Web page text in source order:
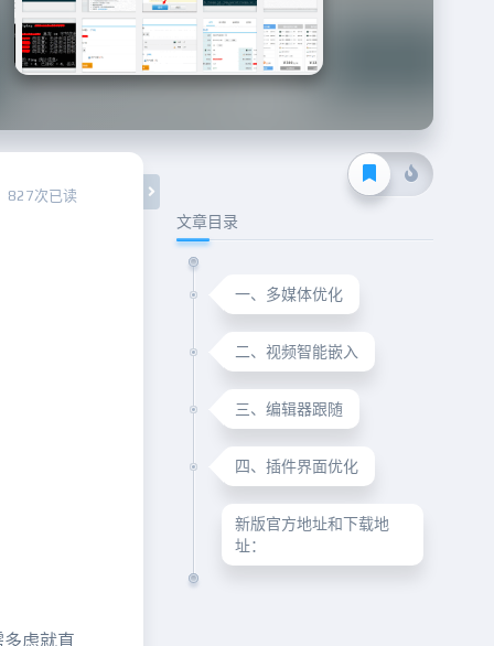
827次已读
虑就直
文章目录
一、多媒体优化
二、视频智能嵌入
三、编辑器跟随
四、插件界面优化
新版官方地址和下载地
址：